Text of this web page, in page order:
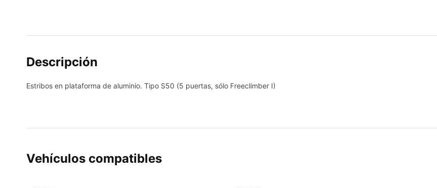
Descripción
Estribos en plataforma de aluminio. Tipo S50 (5 puertas, sólo Freeclimber I)
Vehículos compatibles